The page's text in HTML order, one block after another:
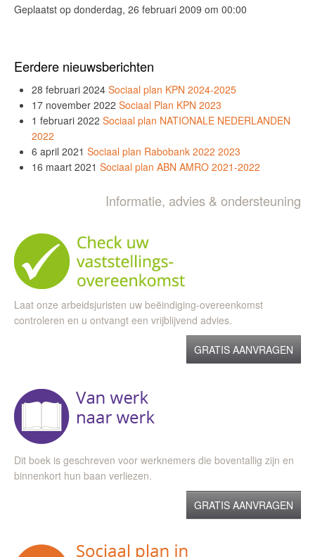
Geplaatst op donderdag, 26 februari 2009 om 00:00
Eerdere nieuwsberichten
28 februari 2024 Sociaal plan KPN 2024-2025
17 november 2022 Sociaal Plan KPN 2023
1 februari 2022 Sociaal plan NATIONALE NEDERLANDEN
2022
6 april 2021 Sociaal plan Rabobank 2022 2023
16 maart 2021 Sociaal plan ABN AMRO 2021-2022
Informatie, advies & ondersteuning
Laat onze arbeidsjuristen uw beëindiging-overeenkomst
controleren en u ontvangt een vrijblijvend advies.
GRATIS AANVRAGEN
Dit boek is geschreven voor werknemers die boventallig zijn en
binnenkort hun baan verliezen.
GRATIS AANVRAGEN